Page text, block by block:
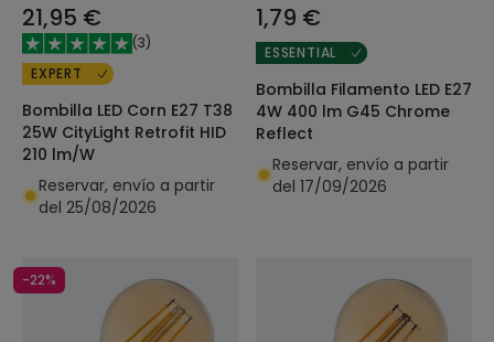
21,95 €
(3)
EXPERT
Bombilla LED Corn E27 T38
25W CityLight Retrofit HID
210 lm/W
Reservar, envío a partir
del 25/08/2026
1,79 €
ESSENTIAL
Bombilla Filamento LED E27
4W 400 lm G45 Chrome
Reflect
Reservar, envío a partir
del 17/09/2026
-22%